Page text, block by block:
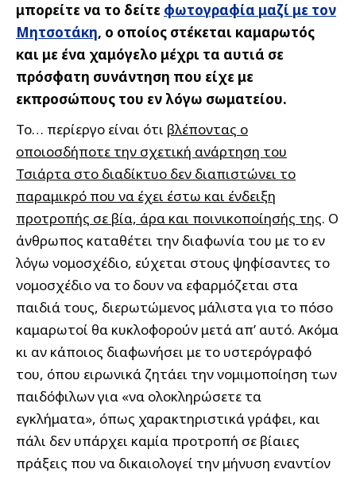
μπορείτε να το δείτε φωτογραφία μαζί με τον
Μητσοτάκη, ο οποίος στέκεται καμαρωτός
και με ένα χαμόγελο μέχρι τα αυτιά σε
πρόσφατη συνάντηση που είχε με
εκπροσώπους του εν λόγω σωματείου.
Το… περίεργο είναι ότι βλέποντας ο
οποιοσδήποτε την σχετική ανάρτηση του
Τσιάρτα στο διαδίκτυο δεν διαπιστώνει το
παραμικρό που να έχει έστω και ένδειξη
προτροπής σε βία, άρα και ποινικοποίησής της. Ο
άνθρωπος καταθέτει την διαφωνία του με το εν
λόγω νομοσχέδιο, εύχεται στους ψηφίσαντες το
νομοσχέδιο να το δουν να εφαρμόζεται στα
παιδιά τους, διερωτώμενος μάλιστα για το πόσο
καμαρωτοί θα κυκλοφορούν μετά απ’ αυτό. Ακόμα
κι αν κάποιος διαφωνήσει με το υστερόγραφό
του, όπου ειρωνικά ζητάει την νομιμοποίηση των
παιδόφιλων για «να ολοκληρώσετε τα
εγκλήματα», όπως χαρακτηριστικά γράφει, και
πάλι δεν υπάρχει καμία προτροπή σε βίαιες
πράξεις που να δικαιολογεί την μήνυση εναντίον